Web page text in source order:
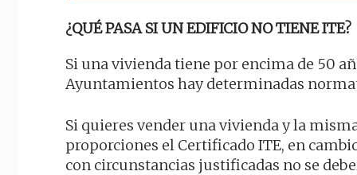
¿QUÉ PASA SI UN EDIFICIO NO TIENE ITE?
Si una vivienda tiene por encima de 50
Ayuntamientos hay determinadas
Si quieres vender una vivienda y la
proporciones el Certificado ITE, en
con circunstancias justificadas no se